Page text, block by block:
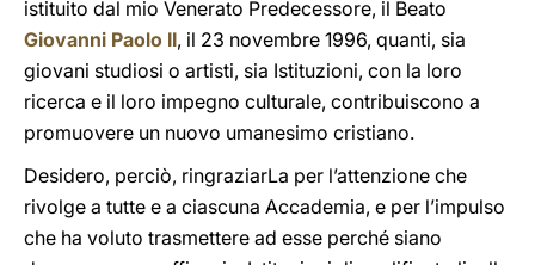
istituito dal mio Venerato Predecessore, il Beato
Giovanni Paolo II, il 23 novembre 1996, quanti, sia
giovani studiosi o artisti, sia Istituzioni, con la loro
ricerca e il loro impegno culturale, contribuiscono a
promuovere un nuovo umanesimo cristiano.
Desidero, perciò, ringraziarLa per l’attenzione che
rivolge a tutte e a ciascuna Accademia, e per l’impulso
che ha voluto trasmettere ad esse perché siano